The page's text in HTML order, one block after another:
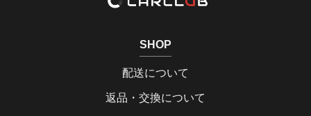
SHOP
配送について
返品・交換について